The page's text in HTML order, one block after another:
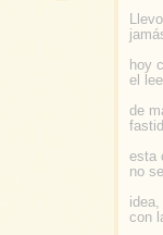
hoy
el
de
esta
no
con